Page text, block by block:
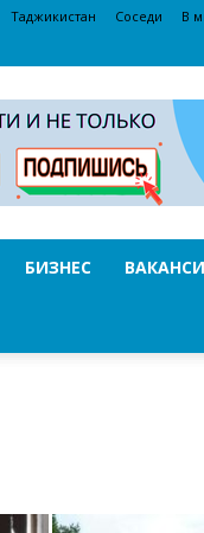
Таджикистан Соседи В
БИЗНЕС